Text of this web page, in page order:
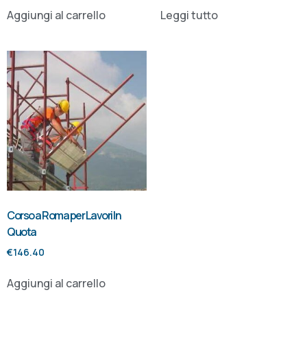
Aggiungi al carrello Leggi tutto
Corso a Roma per Lavori In
Quota
€146.40
Aggiungi al carrello